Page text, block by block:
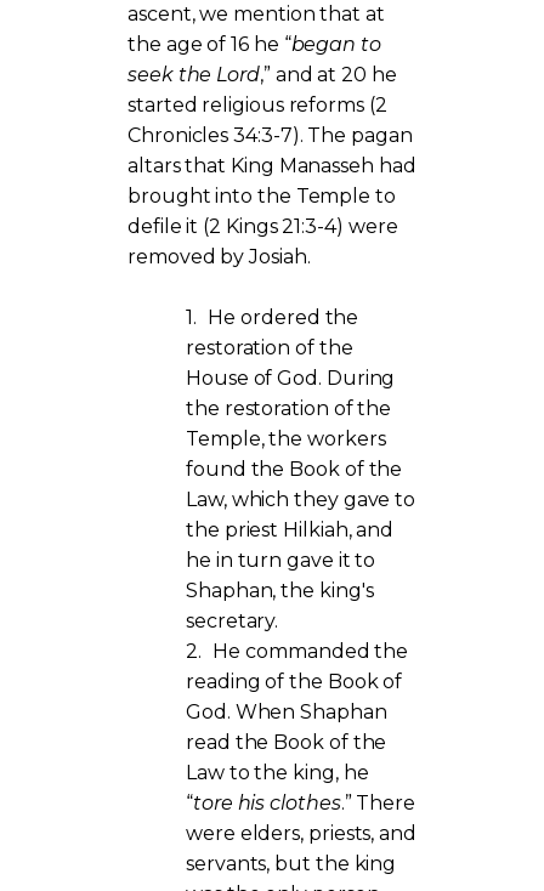
ascent, we mention that at
the age of 16 he “began to
seek the Lord,” and at 20 he
started religious reforms (2
Chronicles 34:3-7). The pagan
altars that King Manasseh had
brought into the Temple to
defile it (2 Kings 21:3-4) were
removed by Josiah.
1. He ordered the
restoration of the
House of God. During
the restoration of the
Temple, the workers
found the Book of the
Law, which they gave to
the priest Hilkiah, and
he in turn gave it to
Shaphan, the king's
secretary.
2. He commanded the
reading of the Book of
God. When Shaphan
read the Book of the
Law to the king, he
“tore his clothes.” There
were elders, priests, and
servants, but the king